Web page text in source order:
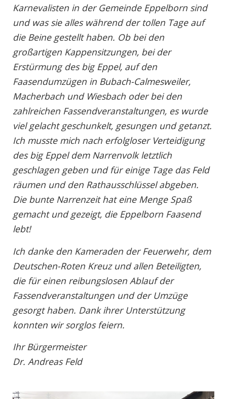
Karnevalisten in der Gemeinde Eppelborn sind
und was sie alles während der tollen Tage auf
die Beine gestellt haben. Ob bei den
großartigen Kappensitzungen, bei der
Erstürmung des big Eppel, auf den
Faasendumzügen in Bubach-Calmesweiler,
Macherbach und Wiesbach oder bei den
zahlreichen Fassendveranstaltungen, es wurde
viel gelacht geschunkelt, gesungen und getanzt.
Ich musste mich nach erfolgloser Verteidigung
des big Eppel dem Narrenvolk letztlich
geschlagen geben und für einige Tage das Feld
räumen und den Rathausschlüssel abgeben.
Die bunte Narrenzeit hat eine Menge Spaß
gemacht und gezeigt, die Eppelborn Faasend
lebt!
Ich danke den Kameraden der Feuerwehr, dem
Deutschen-Roten Kreuz und allen Beteiligten,
die für einen reibungslosen Ablauf der
Fassendveranstaltungen und der Umzüge
gesorgt haben. Dank ihrer Unterstützung
konnten wir sorglos feiern.
Ihr Bürgermeister
Dr. Andreas Feld